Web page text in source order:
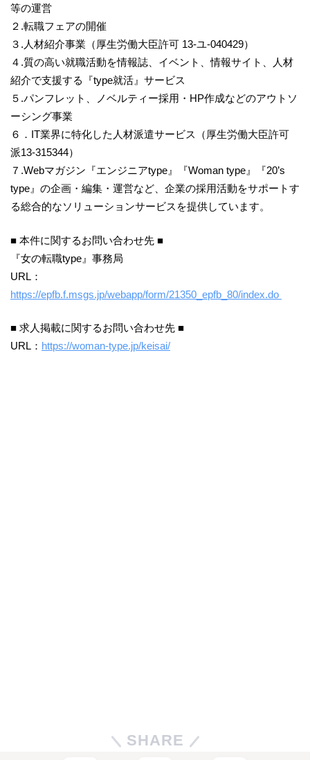
等の運営
２.転職フェアの開催
３.人材紹介事業（厚生労働大臣許可 13-ユ-040429）
４.質の高い就職活動を情報誌、イベント、情報サイト、人材
紹介で支援する『type就活』サービス
５.パンフレット、ノベルティー採用・HP作成などのアウトソ
ーシング事業
６．IT業界に特化した人材派遣サービス（厚生労働大臣許可
派13-315344）
７.Webマガジン『エンジニアtype』『Woman type』『20’s
type』の企画・編集・運営など、企業の採用活動をサポートす
る総合的なソリューションサービスを提供しています。
■ 本件に関するお問い合わせ先 ■
『女の転職type』事務局
URL：
https://epfb.f.msgs.jp/webapp/form/21350_epfb_80/index.do
■ 求人掲載に関するお問い合わせ先 ■
URL： https://woman-type.jp/keisai/
SHARE